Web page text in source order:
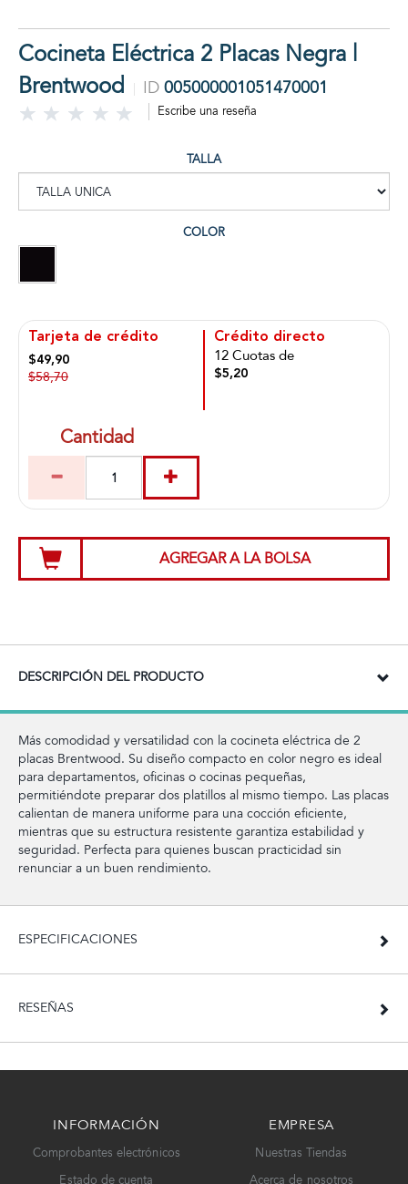
Cocineta Eléctrica 2 Placas Negra |
Brentwood
ID 005000001051470001
Escribe una reseña
TALLA
COLOR
Tarjeta de crédito
$49,90
$58,70
Crédito directo
12 Cuotas de
$5,20
Cantidad
AGREGAR A LA BOLSA
DESCRIPCIÓN DEL PRODUCTO
Más comodidad y versatilidad con la cocineta eléctrica de 2
placas Brentwood. Su diseño compacto en color negro es ideal
para departamentos, oficinas o cocinas pequeñas,
permitiéndote preparar dos platillos al mismo tiempo. Las placas
calientan de manera uniforme para una cocción eficiente,
mientras que su estructura resistente garantiza estabilidad y
seguridad. Perfecta para quienes buscan practicidad sin
renunciar a un buen rendimiento.
ESPECIFICACIONES
RESEÑAS
INFORMACIÓN
Comprobantes electrónicos
Estado de cuenta
EMPRESA
Nuestras Tiendas
Acerca de nosotros